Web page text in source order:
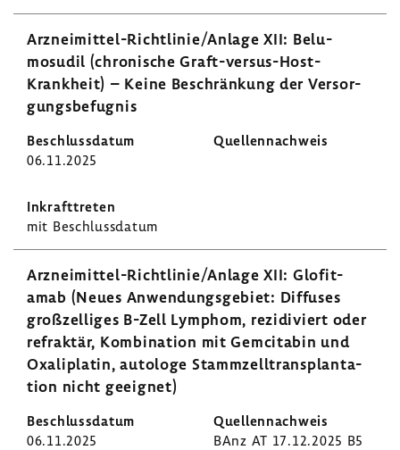
Arzneimittel-​Richtlinie/Anlage XII: Belu­
mosudil (chro­ni­sche Graft-​versus-Host-
Krankheit) – Keine Beschrän­kung der Versor­
gungs­be­fugnis
06.11.2025
mit Beschluss­datum
Arzneimittel-​Richtlinie/Anlage XII: Glofit­
amab (Neues Anwen­dungs­ge­biet: Diffuses
groß­zel­liges B-Zell Lymphom, rezi­di­viert oder
refraktär, Kombi­na­tion mit Gemci­tabin und
Oxali­platin, auto­loge Stamm­zell­trans­plan­ta­
tion nicht geeignet)
06.11.2025 BAnz AT 17.12.2025 B5